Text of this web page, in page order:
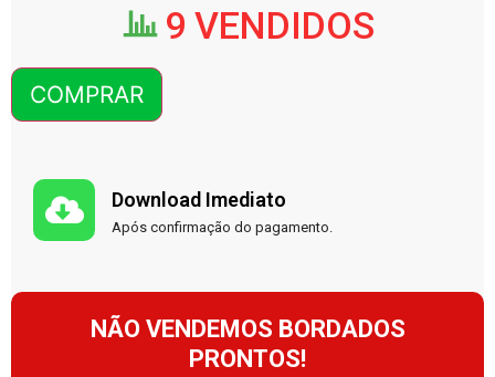
9 VENDIDOS
COMPRAR
Download Imediato
Após confirmação do pagamento.
NÃO VENDEMOS BORDADOS
PRONTOS!